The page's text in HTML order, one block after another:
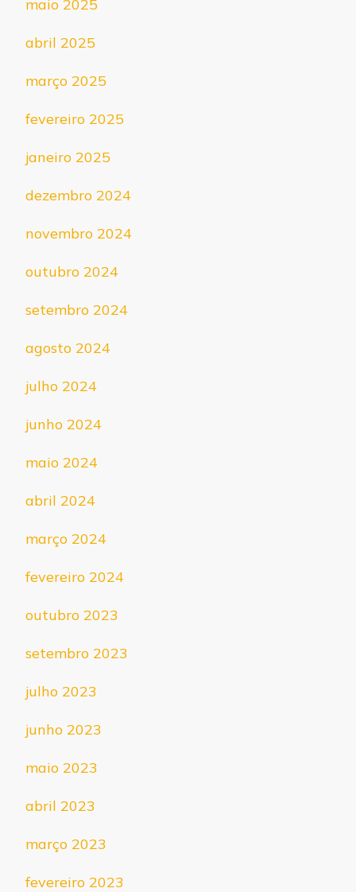
maio 2025
abril 2025
março 2025
fevereiro 2025
janeiro 2025
dezembro 2024
novembro 2024
outubro 2024
setembro 2024
agosto 2024
julho 2024
junho 2024
maio 2024
abril 2024
março 2024
fevereiro 2024
outubro 2023
setembro 2023
julho 2023
junho 2023
maio 2023
abril 2023
março 2023
fevereiro 2023